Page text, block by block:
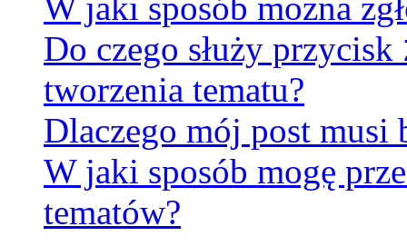
Do czego służy przycisk
tworzenia tematu?
Dlaczego mój post musi
W jaki sposób mogę
tematów?